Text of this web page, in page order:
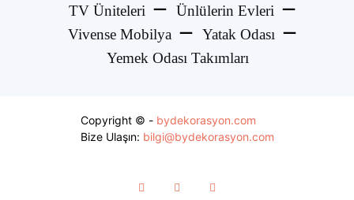
TV Üniteleri
Ünlülerin Evleri
Vivense Mobilya
Yatak Odası
Yemek Odası Takımları
Copyright © - bydekorasyon.com
Bize Ulaşın: bilgi@bydekorasyon.com